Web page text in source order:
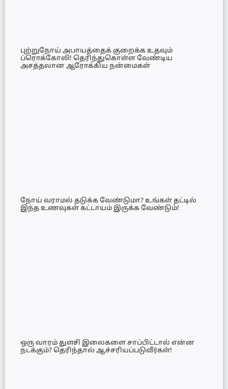
புற்றுநோய் அபாயத்தைக் குறைக்க உதவும்
ப்ரொக்கோலி! தெரிந்துகொள்ள வேண்டிய
அசத்தலான ஆரோக்கிய நன்மைகள்
நோய் வராமல் தடுக்க வேண்டுமா? உங்கள் தட்டில்
இந்த உணவுகள் கட்டாயம் இருக்க வேண்டும்!
ஒரு வாரம் துளசி இலைகளை சாப்பிட்டால் என்ன
நடக்கும்? தெரிந்தால் ஆச்சரியப்படுவீர்கள்!